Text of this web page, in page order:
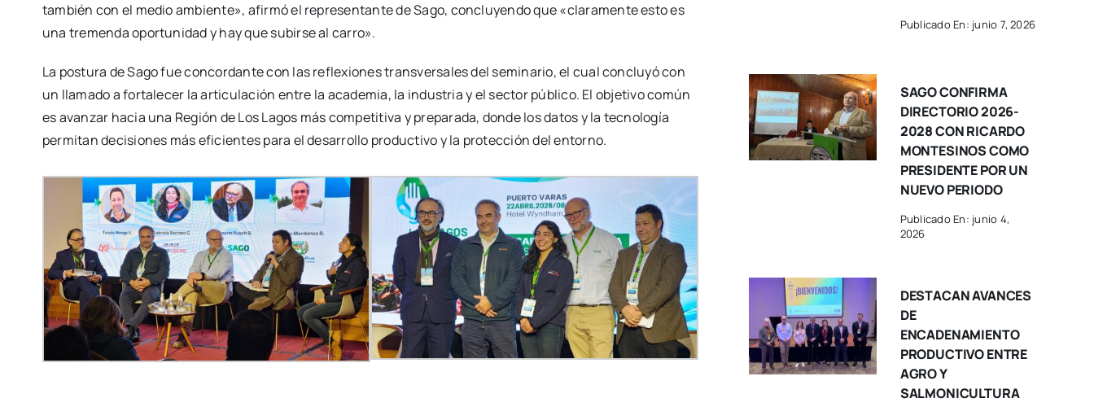
también con el medio ambiente», afirmó el representante de Sago, concluyendo que «claramente esto es
una tremenda oportunidad y hay que subirse al carro».
La postura de Sago fue concordante con las reflexiones transversales del seminario, el cual concluyó con
un llamado a fortalecer la articulación entre la academia, la industria y el sector público. El objetivo común
es avanzar hacia una Región de Los Lagos más competitiva y preparada, donde los datos y la tecnología
permitan decisiones más eficientes para el desarrollo productivo y la protección del entorno.
Publicado En: junio 7, 2026
SAGO CONFIRMA
DIRECTORIO 2026-
2028 CON RICARDO
MONTESINOS COMO
PRESIDENTE POR UN
NUEVO PERIODO
Publicado En: junio 4,
2026
DESTACAN AVANCES
DE
ENCADENAMIENTO
PRODUCTIVO ENTRE
AGRO Y
SALMONICULTURA